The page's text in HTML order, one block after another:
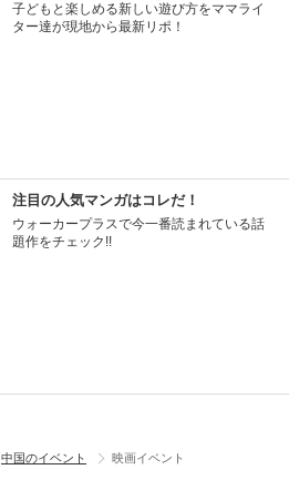
子どもと楽しめる新しい遊び方をママライ
ター達が現地から最新リポ！
注目の人気マンガはコレだ！
ウォーカープラスで今一番読まれている話
題作をチェック!!
中国のイベント 映画イベント